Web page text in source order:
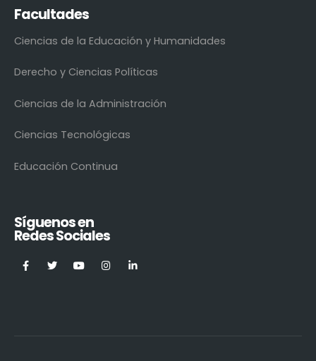
Facultades
Ciencias de la Educación y Humanidades
Derecho y Ciencias Políticas
Ciencias de la Administración
Ciencias Tecnológicas
Educación Continua
Síguenos en
Redes Sociales